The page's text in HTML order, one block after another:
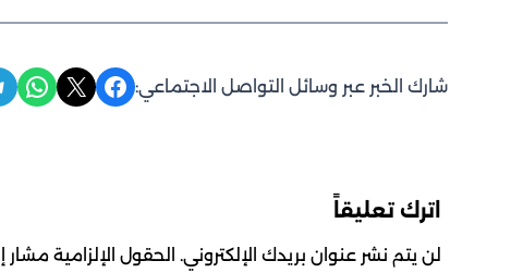
شارك الخبر عبر وسائل التواصل الاجتماعي: Share on Facebook
Share on X
Share on WhatsApp
اترك تعليقاً
لن يتم نشر عنوان بريدك الإلكتروني. الحقول الإلزامية مشار